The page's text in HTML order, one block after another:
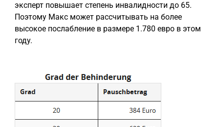
эксперт повышает степень инвалидности до 65.
Поэтому Макс может рассчитывать на более
высокое послабление в размере 1.780 евро в этом
году.